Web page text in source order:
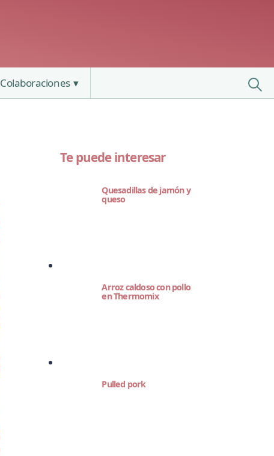
Colaboraciones
Te puede interesar
Quesadillas de jamón y
queso
Arroz caldoso con pollo
en Thermomix
Pulled pork